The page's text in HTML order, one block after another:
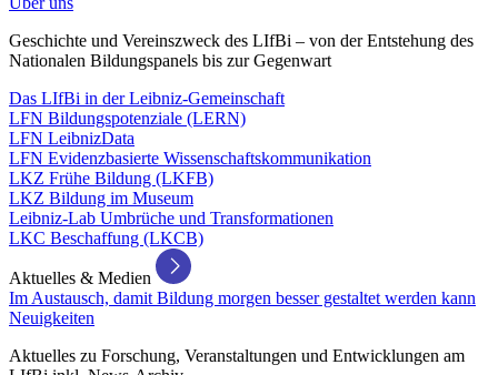
Geschichte und Vereinszweck des LIfBi – von der Entstehung des
Nationalen Bildungspanels bis zur Gegenwart
Das LIfBi in der Leibniz-Gemeinschaft
LFN Bildungspotenziale (LERN)
LFN LeibnizData
LFN Evidenzbasierte Wissenschaftskommunikation
LKZ Frühe Bildung (LKFB)
LKZ Bildung im Museum
Leibniz-Lab Umbrüche und Transformationen
LKC Beschaffung (LKCB)
Aktuelles & Medien
Im Austausch, damit Bildung morgen besser gestaltet werden kann
Neuigkeiten
Aktuelles zu Forschung, Veranstaltungen und Entwicklungen am